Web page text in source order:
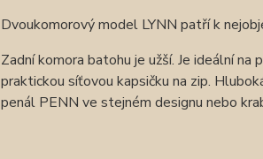
Dvoukomorový model LYNN patří k
Zadní komora batohu je užší. Je ideální
praktickou síťovou kapsičku na zip.
penál PENN ve stejném designu nebo